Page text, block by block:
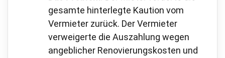
gesamte hinterlegte Kaution vom
Vermieter zurück. Der Vermieter
verweigerte die Auszahlung wegen
angeblicher Renovierungskosten und